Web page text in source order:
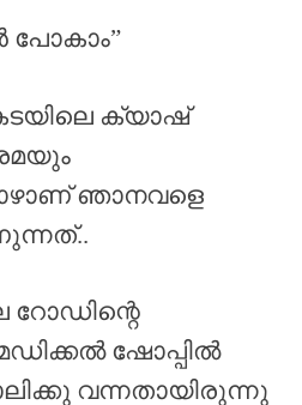
പോകാം”
ക്യാഷ്
ഞാനവളെ
റോഡിന്റെ
ഷോപ്പിൽ
വന്നതായിരുന്നു